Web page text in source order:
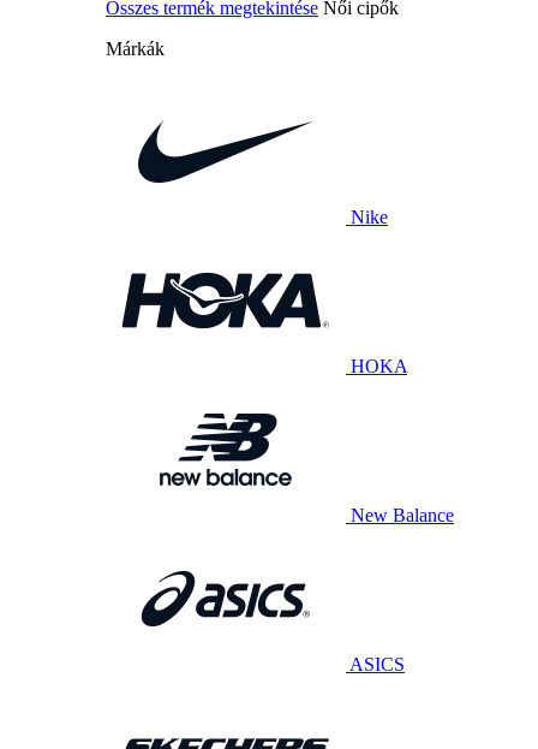
Összes termék megtekintése Női cipők
Márkák
Nike
HOKA
New Balance
ASICS